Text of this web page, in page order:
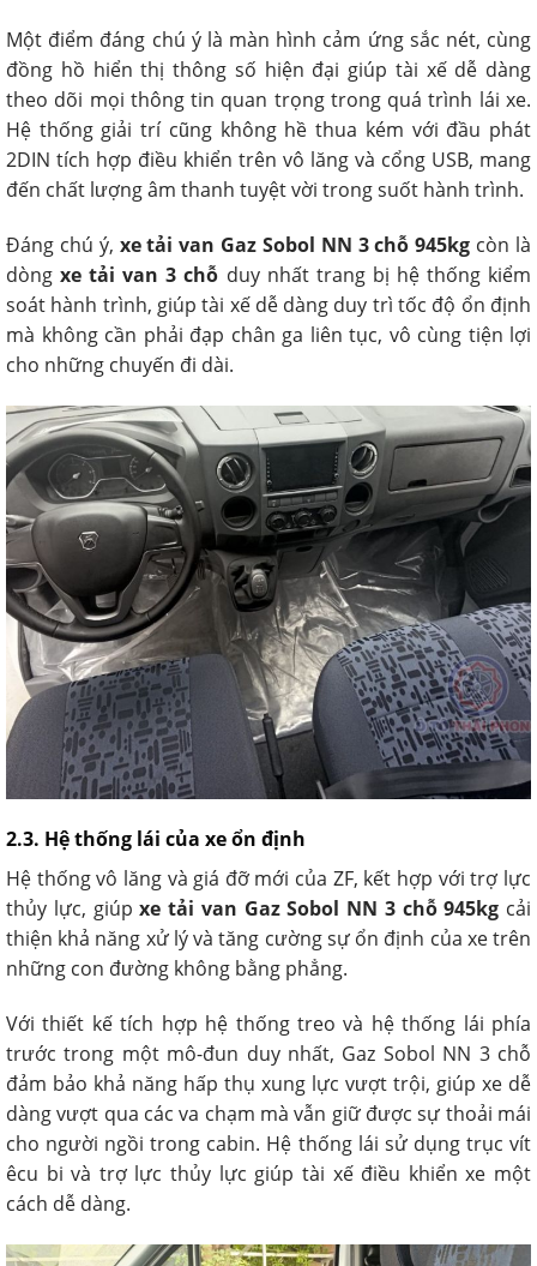
Một điểm đáng chú ý là màn hình cảm ứng sắc nét, cùng
đồng hồ hiển thị thông số hiện đại giúp tài xế dễ dàng
theo dõi mọi thông tin quan trọng trong quá trình lái xe.
Hệ thống giải trí cũng không hề thua kém với đầu phát
2DIN tích hợp điều khiển trên vô lăng và cổng USB, mang
đến chất lượng âm thanh tuyệt vời trong suốt hành trình.
Đáng chú ý, xe tải van Gaz Sobol NN 3 chỗ 945kg còn là
dòngxe tải van 3 chỗ duy nhất trang bị hệ thống kiểm
soát hành trình, giúp tài xế dễ dàng duy trì tốc độ ổn định
mà không cần phải đạp chân ga liên tục, vô cùng tiện lợi
cho những chuyến đi dài.
2.3. Hệ thống lái của xe ổn định
Hệ thống vô lăng và giá đỡ mới của ZF, kết hợp với trợ lực
thủy lực, giúpxe tải van Gaz Sobol NN 3 chỗ 945kg cải
thiện khả năng xử lý và tăng cường sự ổn định của xe trên
những con đường không bằng phẳng.
Với thiết kế tích hợp hệ thống treo và hệ thống lái phía
trước trong một mô-đun duy nhất, Gaz Sobol NN 3 chỗ
đảm bảo khả năng hấp thụ xung lực vượt trội, giúp xe dễ
dàng vượt qua các va chạm mà vẫn giữ được sự thoải mái
cho người ngồi trong cabin. Hệ thống lái sử dụng trục vít
êcu bi và trợ lực thủy lực giúp tài xế điều khiển xe một
cách dễ dàng.